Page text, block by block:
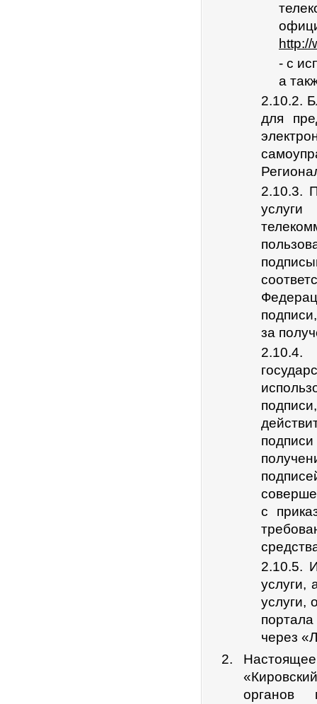
- с
а
2.10.2.
для
2.10.3.
за
с
2.10.5.
услуги,
услуги,
через
Настоящее
органов